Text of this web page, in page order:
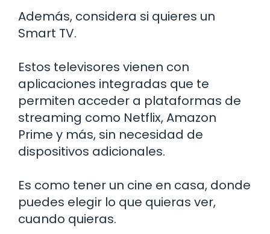
Además, considera si quieres un
Smart TV.
Estos televisores vienen con
aplicaciones integradas que te
permiten acceder a plataformas de
streaming como Netflix, Amazon
Prime y más, sin necesidad de
dispositivos adicionales.
Es como tener un cine en casa, donde
puedes elegir lo que quieras ver,
cuando quieras.